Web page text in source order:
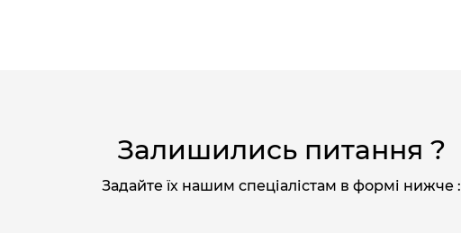
Залишились питання ?
Задайте їх нашим спеціалістам в формі нижче :